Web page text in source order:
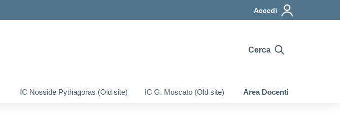
Accedi
Cerca
IC Nosside Pythagoras (Old site) IC G. Moscato (Old site) Area Docenti